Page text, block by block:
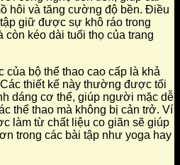
hôi và tăng cường độ bền. Điều
giữ được sự khô ráo trong
còn kéo dài tuổi thọ của trang
của bộ thể thao cao cấp là khả
thiết kế này thường được tối
dáng cơ thể, giúp người mặc dễ
thể thao mà không bị cản trở. Ví
làm từ chất liệu co giãn sẽ giúp
trong các bài tập như yoga hay